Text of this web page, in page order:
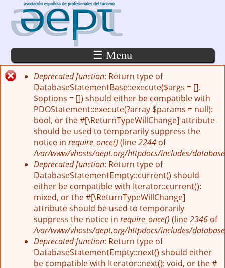
Pasar al contenido principal
☰ Menu
Mensaje de error
Deprecated function: Return type of
DatabaseStatementBase::execute($args = [],
$options = []) should either be compatible with
PDOStatement::execute(?array $params = null):
bool, or the #[\ReturnTypeWillChange] attribute
should be used to temporarily suppress the
notice in require_once() (line2244 of
/var/www/vhosts/aept.org/httpdocs/includes/
Deprecated function: Return type of
DatabaseStatementEmpty::current() should
either be compatible with Iterator::current():
mixed, or the #[\ReturnTypeWillChange]
attribute should be used to temporarily
suppress the notice in require_once() (line2346 of
/var/www/vhosts/aept.org/httpdocs/includes/
Deprecated function: Return type of
DatabaseStatementEmpty::next() should either
be compatible with Iterator::next(): void, or the #